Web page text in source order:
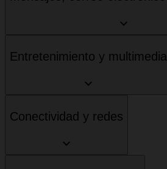
Entretenimiento y multimedia
Conectividad y redes